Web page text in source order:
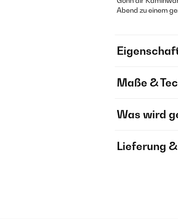
Abend zu einem
Maße &
Was wird
Lieferung